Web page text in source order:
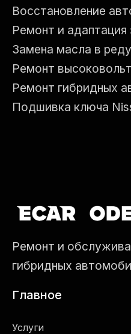
Восстановление
Ремонт и адаптация
Замена масла в
Ремонт
Ремонт гибридных
Подшивка ключа
Ремонт и
гибридных
Главное
Услуги